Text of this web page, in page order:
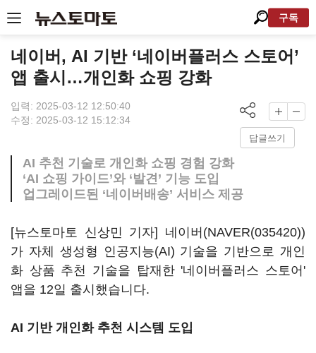
구독
네이버, AI 기반 ‘네이버플러스 스토어’
앱 출시…개인화 쇼핑 강화
입력: 2025-03-12 12:50:40
수정: 2025-03-12 15:12:34
답글쓰기
AI 추천 기술로 개인화 쇼핑 경험 강화
‘AI 쇼핑 가이드’와 ‘발견’ 기능 도입
업그레이드된 ‘네이버배송’ 서비스 제공
[뉴스토마토 신상민 기자] 네이버(NAVER(035420))
가 자체 생성형 인공지능(AI) 기술을 기반으로 개인
화 상품 추천 기술을 탑재한 '네이버플러스 스토어'
앱을 12일 출시했습니다.
AI 기반 개인화 추천 시스템 도입